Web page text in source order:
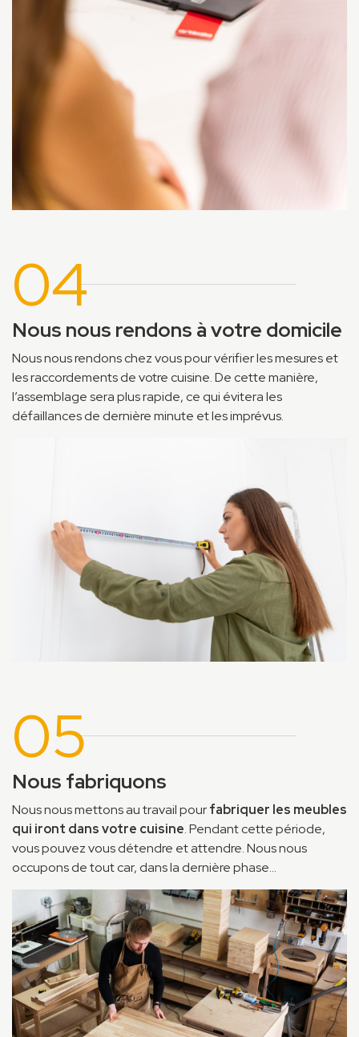
04
Nous nous rendons à votre domicile
Nous nous rendons chez vous pour vérifier les mesures et
les raccordements de votre cuisine. De cette manière,
l’assemblage sera plus rapide, ce qui évitera les
défaillances de dernière minute et les imprévus.
05
Nous fabriquons
Nous nous mettons au travail pourfabriquer les meubles
qui iront dans votre cuisine. Pendant cette période,
vous pouvez vous détendre et attendre. Nous nous
occupons de tout car, dans la dernière phase…